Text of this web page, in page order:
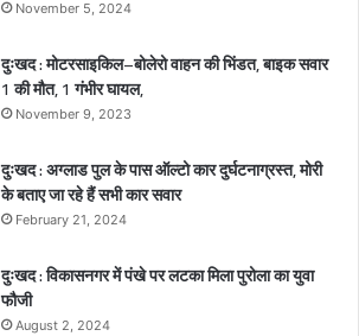
November 5, 2024
दुःखद : मोटरसाइकिल–बोलेरो वाहन की भिंडत, बाइक सवार
1 की मौत, 1 गंभीर घायल,
November 9, 2023
दुःखद : अग्लाड पुल के पास ऑल्टो कार दुर्घटनाग्रस्त, मोरी
के बताए जा रहे हैं सभी कार सवार
February 21, 2024
दुःखद : विकासनगर में पंखे पर लटका मिला पुरोला का युवा
फौजी
August 2, 2024